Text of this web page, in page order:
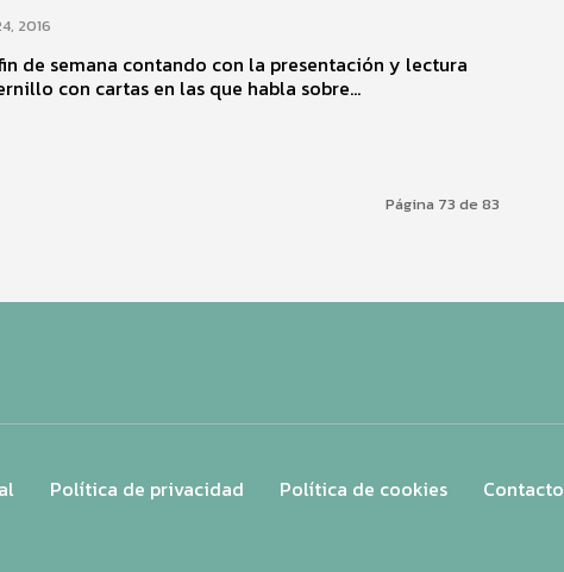
2016
de semana contando con la presentación y lectura
con cartas en las que habla sobre...
Página 73 de 83
Política de privacidad Política de cookies Contacto